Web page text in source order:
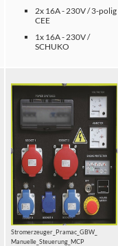
2x 16A - 230V / 3-polig
CEE
1x 16A - 230V /
SCHUKO
Stromerzeuger_Pramac_GBW_
Manuelle_Steuerung_MCP